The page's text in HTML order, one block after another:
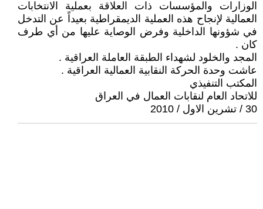
الوزارات والمؤسسات ذات العلاقة بعملية الانتخابات
العمالية لإنجاح هذه العملية الديمقراطية بعيداً عن التدخل
في شؤونها الداخلية وفرض الوصاية عليها من أي طرف
كان .
المجد والخلود لشهداء الطبقة العاملة العراقية .
عاشت وحدة الحركة النقابية العمالية العراقية .
المكتب التنفيذي
للاتحاد العام لنقابات العمال في العراق
30 / تشرين الاول / 2010